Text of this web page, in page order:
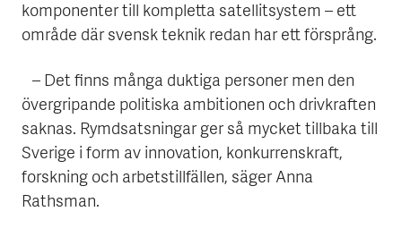
komponenter till kompletta satellitsystem – ett
område där svensk teknik redan har ett försprång.
– Det finns många duktiga personer men den
övergripande politiska ambitionen och drivkraften
saknas. Rymdsatsningar ger så mycket tillbaka till
Sverige i form av innovation, konkurrenskraft,
forskning och arbetstillfällen, säger Anna
Rathsman.